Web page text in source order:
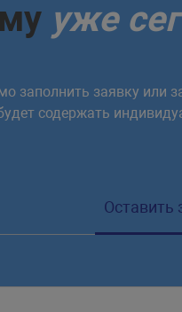
уже
заполнить заявку или
содержать
Оставить